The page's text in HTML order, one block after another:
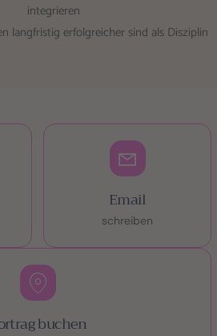
integrieren
langfristig erfolgreicher sind als Disziplin
Email
schreiben
buchen